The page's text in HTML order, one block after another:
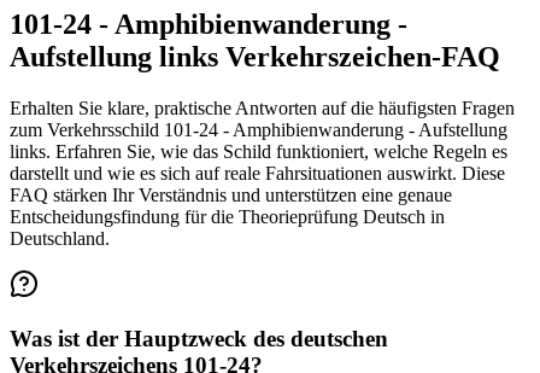
101-24 - Amphibienwanderung -
Aufstellung links Verkehrszeichen-FAQ
Erhalten Sie klare, praktische Antworten auf die häufigsten Fragen
zum Verkehrsschild 101-24 - Amphibienwanderung - Aufstellung
links. Erfahren Sie, wie das Schild funktioniert, welche Regeln es
darstellt und wie es sich auf reale Fahrsituationen auswirkt. Diese
FAQ stärken Ihr Verständnis und unterstützen eine genaue
Entscheidungsfindung für die Theorieprüfung Deutsch in
Deutschland.
Was ist der Hauptzweck des deutschen
Verkehrszeichens 101-24?